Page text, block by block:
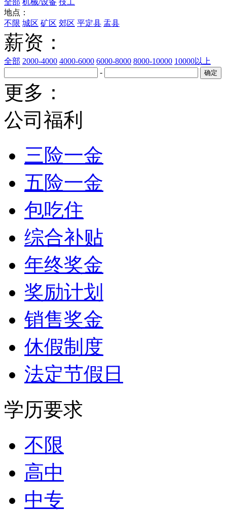
全部 机械/设备 技工
地点：
不限 城区 矿区 郊区 平定县 盂县
薪资：
全部 2000-4000 4000-6000 6000-8000 8000-10000 10000以上
-
更多：
公司福利
三险一金
五险一金
包吃住
综合补贴
年终奖金
奖励计划
销售奖金
休假制度
法定节假日
学历要求
不限
高中
中专